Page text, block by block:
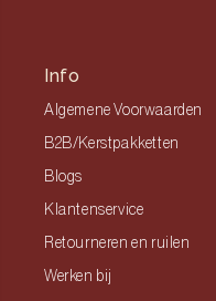
Info
Algemene Voorwaarden
B2B/Kerstpakketten
Blogs
Klantenservice
Retourneren en ruilen
Werken bij